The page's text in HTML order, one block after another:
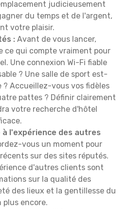
judicieusement
du temps et de l'argent,
votre plaisir.
: Avant de vous lancer,
ce qui compte vraiment pour
Une connexion Wi-Fi fiable
? Une salle de sport est-
? Accueillez-vous vos fidèles
pattes ? Définir clairement
votre recherche d'hôtel
à l'expérience des autres
vous un moment pour
sur des sites réputés.
d'autres clients sont
sur la qualité des
des lieux et la gentillesse du
plus encore.